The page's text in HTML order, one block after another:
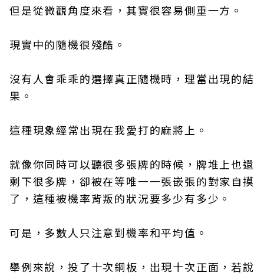
但是從微觀角度來看，其實很容易側重一方。
現實中的隨機很殘酷。
沒有人會乖乖的選擇真正隨機時，理當出現的結
果。
這種現象經常出現在我愛打的麻將上。
就像你同時可以聽很多張牌的時候，牌堆上也還
剩下很多牌，卻被在等唯一一張嵌張的對家自摸
了，這種被機率背叛的狀況要多少有多少。
可是，多數人只注意到機率和平均值。
舉例來說，投了十次銅板，出現十次正面，若說